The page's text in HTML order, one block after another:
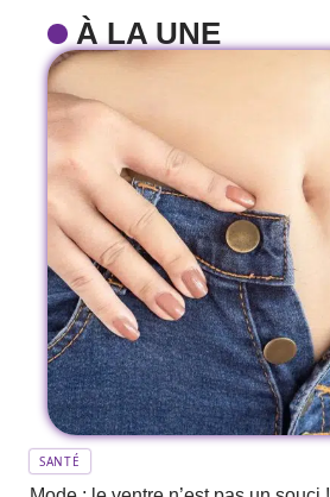
À LA UNE
SANTÉ